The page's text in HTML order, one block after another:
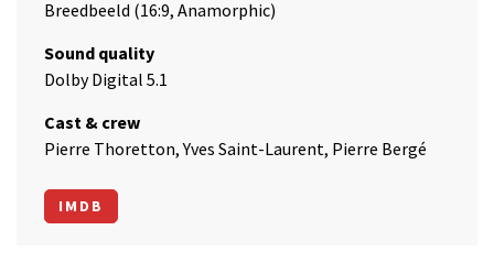
Breedbeeld (16:9, Anamorphic)
Sound quality
Dolby Digital 5.1
Cast & crew
Pierre Thoretton, Yves Saint-Laurent, Pierre Bergé
IMDB